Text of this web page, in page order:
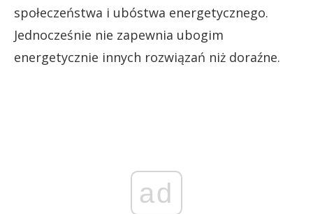
społeczeństwa i ubóstwa energetycznego.
Jednocześnie nie zapewnia ubogim
energetycznie innych rozwiązań niż doraźne.
ad